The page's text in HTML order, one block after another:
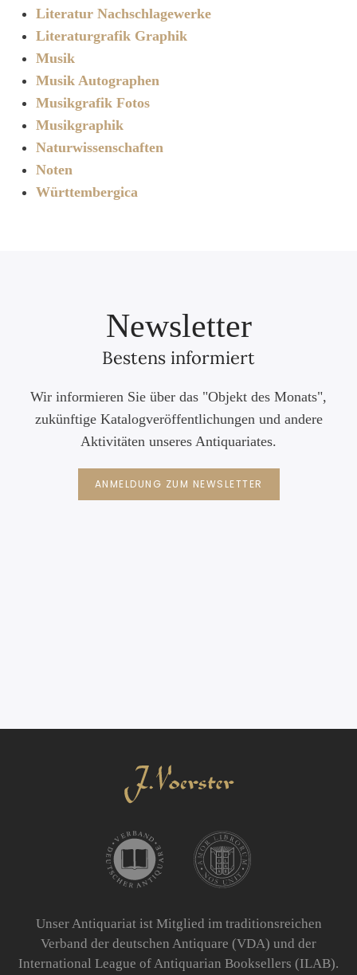
Literatur Nachschlagewerke
Literaturgrafik Graphik
Musik
Musik Autographen
Musikgrafik Fotos
Musikgraphik
Naturwissenschaften
Noten
Württembergica
Newsletter
Bestens informiert
Wir informieren Sie über das "Objekt des Monats",
zukünftige Katalogveröffentlichungen und andere
Aktivitäten unseres Antiquariates.
ANMELDUNG ZUM NEWSLETTER
Unser Antiquariat ist Mitglied im traditionsreichen
Verband der deutschen Antiquare (VDA) und der
International League of Antiquarian Booksellers (ILAB).